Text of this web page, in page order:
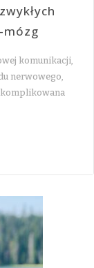
komunikacji,
nerwowego,